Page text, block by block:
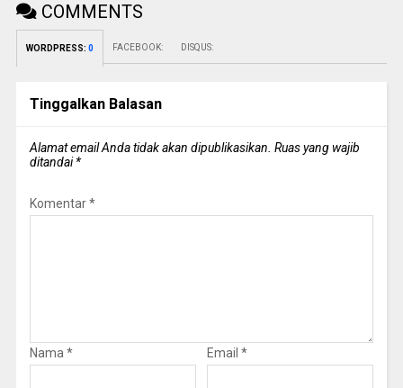
COMMENTS
WORDPRESS: 0 FACEBOOK: DISQUS:
Tinggalkan Balasan
Alamat email Anda tidak akan dipublikasikan. Ruas yang wajib
ditandai*
Komentar*
Nama * Email *